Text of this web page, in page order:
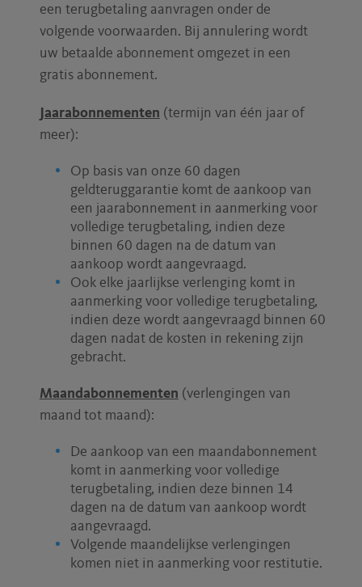
een terugbetaling aanvragen onder de
volgende voorwaarden. Bij annulering wordt
uw betaalde abonnement omgezet in een
gratis abonnement.
Jaarabonnementen (termijn van één jaar of
meer):
Op basis van onze 60 dagen
geldteruggarantie komt de aankoop van
een jaarabonnement in aanmerking voor
volledige terugbetaling, indien deze
binnen 60 dagen na de datum van
aankoop wordt aangevraagd.
Ook elke jaarlijkse verlenging komt in
aanmerking voor volledige terugbetaling,
indien deze wordt aangevraagd binnen 60
dagen nadat de kosten in rekening zijn
gebracht.
Maandabonnementen (verlengingen van
maand tot maand):
De aankoop van een maandabonnement
komt in aanmerking voor volledige
terugbetaling, indien deze binnen 14
dagen na de datum van aankoop wordt
aangevraagd.
Volgende maandelijkse verlengingen
komen niet in aanmerking voor restitutie.